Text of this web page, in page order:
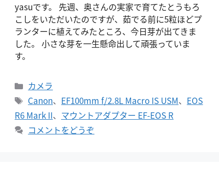
yasuです。 先週、奥さんの実家で育てたとうもろ
こしをいただいたのですが、茹でる前に5粒ほどプ
ランターに植えてみたところ、今日芽が出てきま
した。 小さな芽を一生懸命出して頑張っていま
す。
カ
テ
ゴ
リ
ー
カメラ
タ
グ
Canon、 EF100mm f/2.8L Macro IS USM、 EOS
R6 Mark II、 マウントアダプター EF-EOS R
コメントをどうぞ